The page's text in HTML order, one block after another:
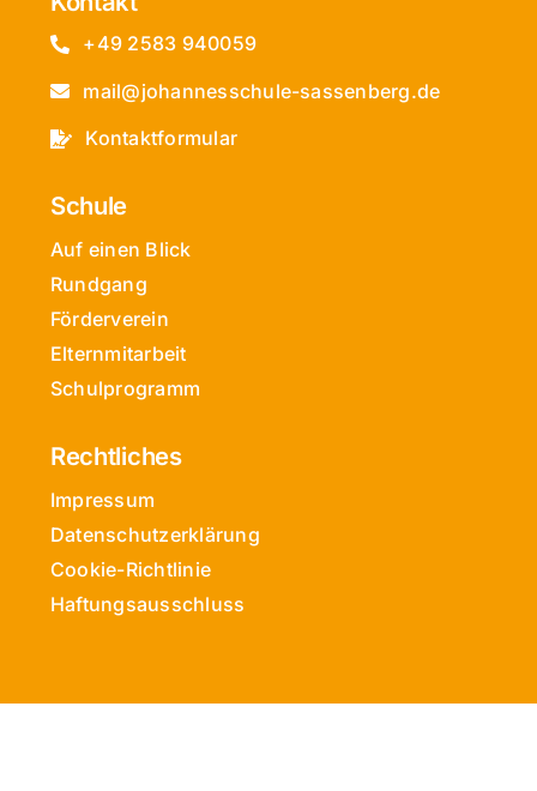
+49 2583 940059
mail@johannesschule-sassenberg.de
Kontaktformular
Schule
Auf einen Blick
Rundgang
Förderverein
Elternmitarbeit
Schulprogramm
Rechtliches
Impressum
Datenschutzerklärung
Cookie-Richtlinie
Haftungsausschluss